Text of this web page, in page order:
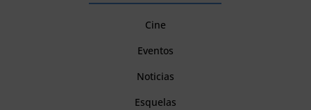
Cine
Eventos
Noticias
Esquelas